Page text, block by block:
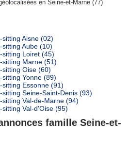
en Seine-et-Marne (77)
Aisne (02)
Aube (10)
sitting Loiret (45)
sitting Marne (51)
sitting Oise (60)
Yonne (89)
Essonne (91)
Seine-Saint-Denis (93)
Val-de-Marne (94)
Val-d'Oise (95)
famille Seine-et-